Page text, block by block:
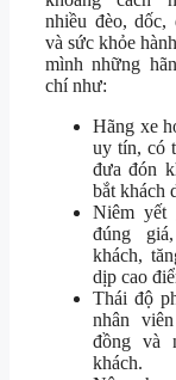
nhiều đèo, dốc,
và sức khỏe
mình những
chí như:
Hãng xe
uy tín, có
đưa đón
bắt khách
Niêm yết
đúng
khách,
dịp cao
Thái độ
nhân
đồng và
khách.